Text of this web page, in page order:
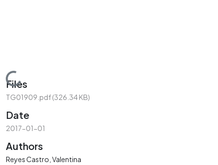
Loading...
Files
TG01909.pdf(326.34 KB)
Date
2017-01-01
Authors
Reyes Castro, Valentina